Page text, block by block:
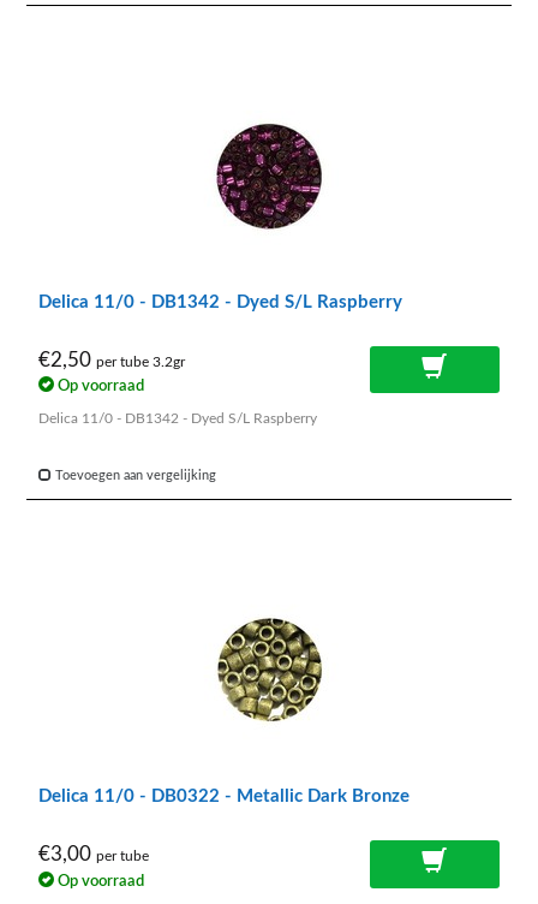
Delica 11/0 - DB1342 - Dyed S/L Raspberry
€2,50 per tube 3.2gr
Op voorraad
Delica 11/0 - DB1342 - Dyed S/L Raspberry
Toevoegen aan vergelijking
Delica 11/0 - DB0322 - Metallic Dark Bronze
€3,00 per tube
Op voorraad